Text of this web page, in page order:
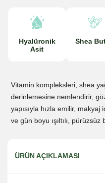
Hyalüronik
Asit
Shea
Vitamin kompleksleri, shea
derinlemesine nemlendirir,
yapısıyla hızla emilir,
ve gün boyu ışıltılı, pürüzsüz
ÜRÜN AÇIKLAMASI